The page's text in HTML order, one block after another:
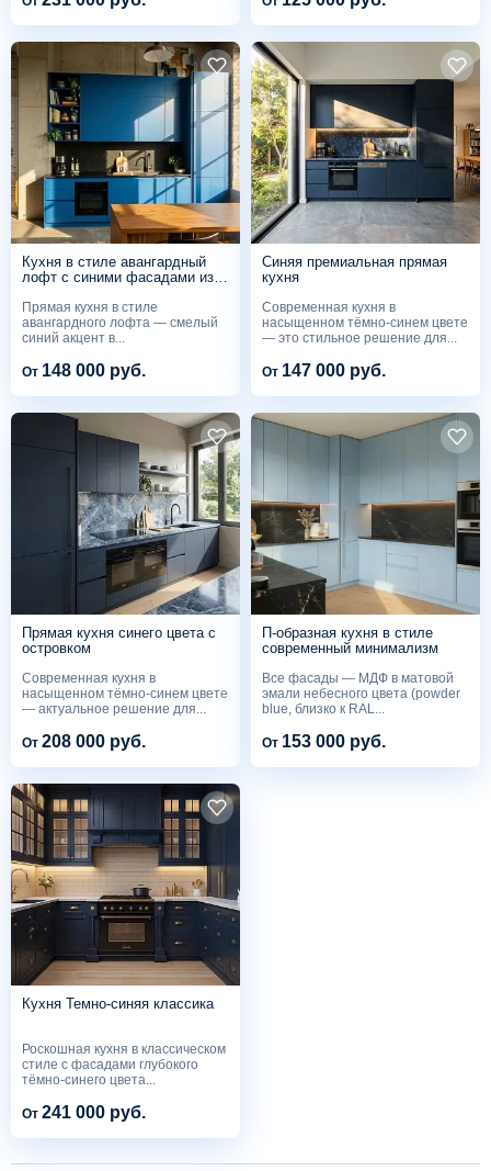
Кухня в стиле авангардный
лофт с синими фасадами из
Прямая кухня в стиле
авангардного лофта — смелый
синий акцент в...
От 148 000 руб.
Синяя премиальная прямая
кухня
Современная кухня в
насыщенном тёмно-синем цвете
— это стильное решение для...
От 147 000 руб.
Прямая кухня синего цвета с
островком
Современная кухня в
насыщенном тёмно-синем цвете
— актуальное решение для...
От 208 000 руб.
П-образная кухня в стиле
современный минимализм
Все фасады — МДФ в матовой
эмали небесного цвета (powder
blue, близко к RAL...
От 153 000 руб.
Кухня Темно-синяя классика
Роскошная кухня в классическом
стиле с фасадами глубокого
тёмно-синего цвета...
От 241 000 руб.